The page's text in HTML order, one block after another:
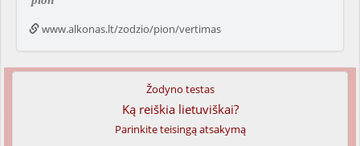
www.alkonas.lt/zodzio/pion/vertimas
Žodyno testas
Ką reiškia lietuviškai?
Parinkite teisingą atsakymą